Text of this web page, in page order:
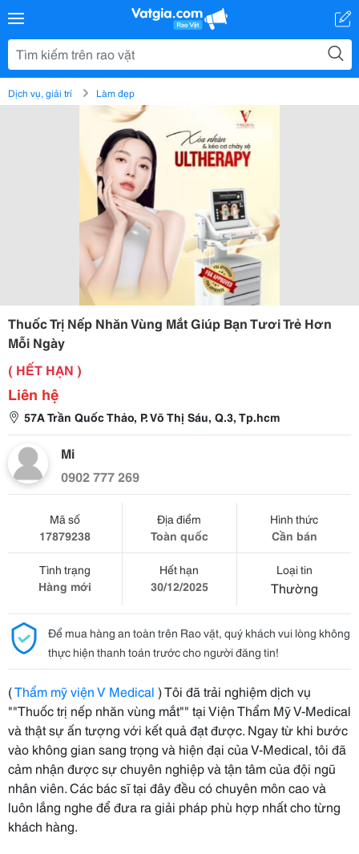
Dịch vụ, giải trí Làm đẹp
Thuốc Trị Nếp Nhăn Vùng Mắt Giúp Bạn Tươi Trẻ Hơn
Mỗi Ngày
( HẾT HẠN )
Liên hệ
57A Trần Quốc Thảo, P. Võ Thị Sáu, Q.3, Tp.hcm
Mi
0902 777 269
Mã số
17879238
Địa điểm
Toàn quốc
Hình thức
Cần bán
Tình trạng
Hàng mới
Hết hạn
30/12/2025
Loại tin
Thường
Để mua hàng an toàn trên Rao vặt, quý khách vui lòng không
thực hiện thanh toán trước cho người đăng tin!
(Thẩm mỹ viện V Medical ) Tôi đã trải nghiệm dịch vụ
""Thuốc trị nếp nhăn vùng mắt"" tại Viện Thẩm Mỹ V-Medical
và thật sự ấn tượng với kết quả đạt được. Ngay từ khi bước
vào không gian sang trọng và hiện đại của V-Medical, tôi đã
cảm nhận được sự chuyên nghiệp và tận tâm của đội ngũ
nhân viên. Các bác sĩ tại đây đều có chuyên môn cao và
luôn lắng nghe để đưa ra giải pháp phù hợp nhất cho từng
khách hàng.